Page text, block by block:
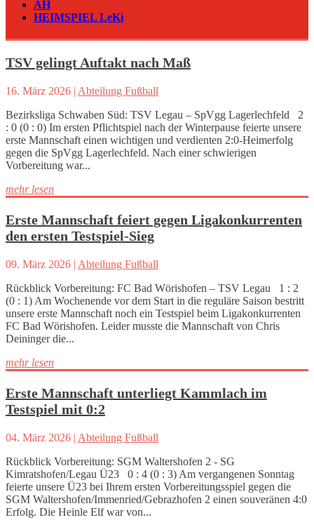
AH
HEIMSPIEL LeKi
TSV gelingt Auftakt nach Maß
16. März 2026 | Abteilung Fußball
Bezirksliga Schwaben Süd: TSV Legau – SpVgg Lagerlechfeld 2
: 0 (0 : 0) Im ersten Pflichtspiel nach der Winterpause feierte unsere
erste Mannschaft einen wichtigen und verdienten 2:0‑Heimerfolg
gegen die SpVgg Lagerlechfeld. Nach einer schwierigen
Vorbereitung war...
mehr lesen
Erste Mannschaft feiert gegen Ligakonkurrenten
den ersten Testspiel-Sieg
09. März 2026 | Abteilung Fußball
Rückblick Vorbereitung: FC Bad Wörishofen – TSV Legau 1 : 2
(0 : 1) Am Wochenende vor dem Start in die reguläre Saison bestritt
unsere erste Mannschaft noch ein Testspiel beim Ligakonkurrenten
FC Bad Wörishofen. Leider musste die Mannschaft von Chris
Deininger die...
mehr lesen
Erste Mannschaft unterliegt Kammlach im
Testspiel mit 0:2
04. März 2026 | Abteilung Fußball
Rückblick Vorbereitung: SGM Waltershofen 2 - SG
Kimratshofen/Legau Ü23 0 : 4 (0 : 3) Am vergangenen Sonntag
feierte unsere Ü23 bei Ihrem ersten Vorbereitungsspiel gegen die
SGM Waltershofen/Immenried/Gebrazhofen 2 einen souveränen 4:0
Erfolg. Die Heinle Elf war von...